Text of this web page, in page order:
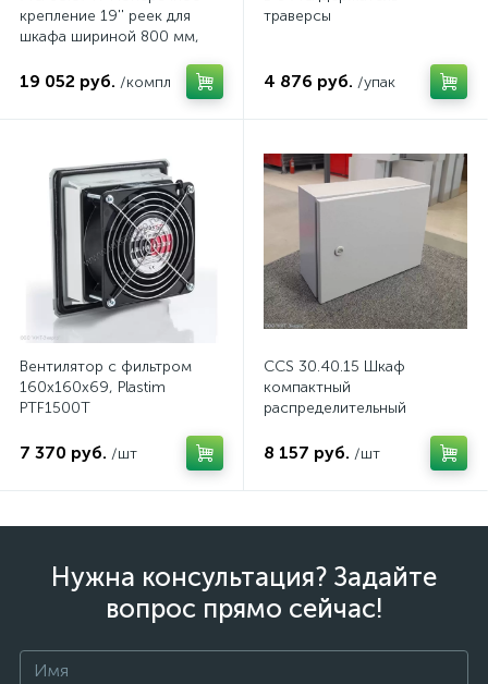
крепление 19'' реек для
шкафа шириной 800 мм,
19 052 руб. /компл
траверсы
4 876 руб. /упак
Вентилятор с фильтром
160x160x69, Plastim
PTF1500T
7 370 руб. /шт
CCS 30.40.15 Шкаф
компактный
распределительный
8 157 руб. /шт
Нужна консультация? Задайте
вопрос прямо сейчас!